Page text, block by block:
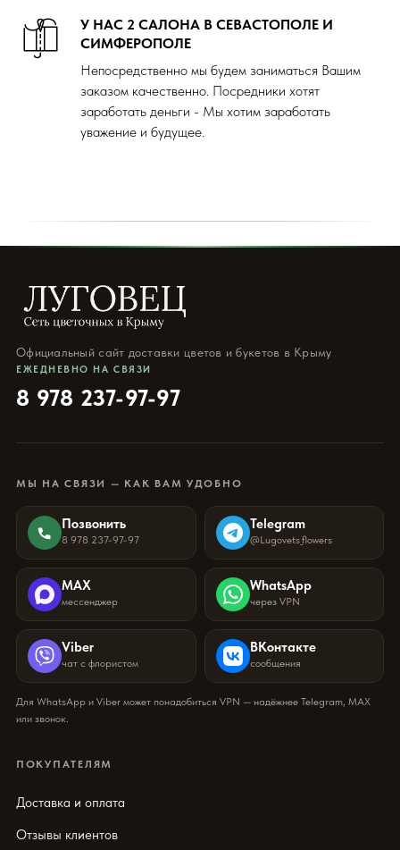
У НАС 2 САЛОНА В СЕВАСТОПОЛЕ И
СИМФЕРОПОЛЕ
Непосредственно мы будем заниматься Вашим
заказом качественно. Посредники хотят
заработать деньги - Мы хотим заработать
уважение и будущее.
Официальный сайт доставки цветов и букетов в Крыму
ЕЖЕДНЕВНО НА СВЯЗИ
8 978 237-97-97
МЫ НА СВЯЗИ — КАК ВАМ УДОБНО
Позвонить
8 978 237-97-97
Telegram
@Lugovets_flowers
MAX
мессенджер
WhatsApp
через VPN
Viber
чат с флористом
ВКонтакте
сообщения
Для WhatsApp и Viber может понадобиться VPN — надёжнее Telegram, MAX
или звонок.
ПОКУПАТЕЛЯМ
Доставка и оплата
Отзывы клиентов